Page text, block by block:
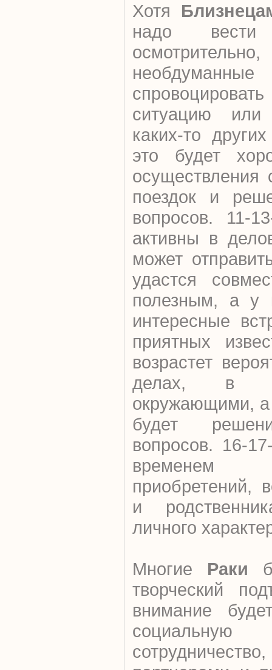
Хотя
надо
ситуацию или
каких-то
это будет
осуществления
поездок и
вопросов. 11-
активны в
может
удастся
полезным, а у
интересные
приятных
возрастет
делах, в
окружающими, а
будет
вопросов. 16-
временем
приобретений,
и
личного
Многие Раки
творческий
внимание